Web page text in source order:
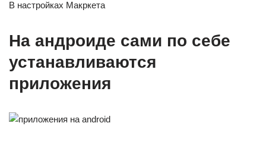
В настройках Макркета
На андроиде сами по себе
устанавливаются
приложения